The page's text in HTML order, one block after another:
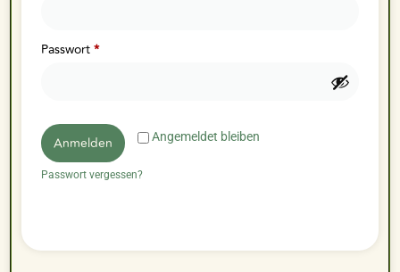
Passwort*
Angemeldet bleiben
Anmelden
Passwort vergessen?